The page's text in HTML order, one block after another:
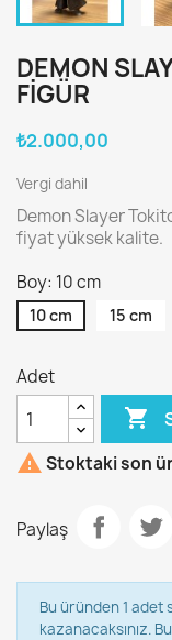
DEMON
FIGÜR
₺2.000,00
Vergi dahil
Demon Slayer
fiyat yüksek kalite.
Boy: 10 cm
10 cm 15 cm
Adet

 Stoktaki son
Paylaş
Bu üründen 1 adet
kazanacaksınız.